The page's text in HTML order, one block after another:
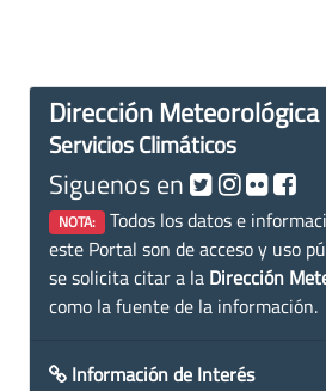
Dirección Meteorológica
Servicios Climáticos
Siguenos en
NOTA: Todos los datos e
este Portal son de acceso y uso
se solicita citar a la Dirección
como la fuente de la información.
Información de Interés